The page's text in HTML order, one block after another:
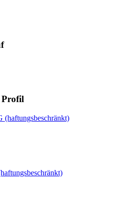
Profil
(haftungsbeschränkt)